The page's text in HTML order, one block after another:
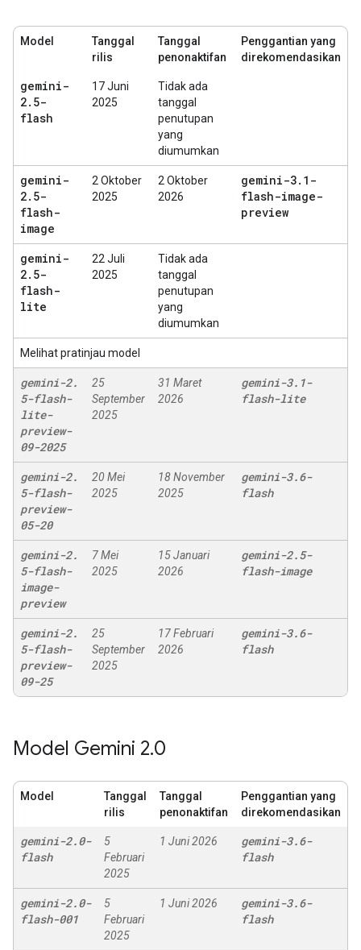
Model
Tanggal
rilis
Tanggal
penonaktifan
Penggantian yang
direkomendasikan
gemini-
2. 5-
flash
17 Juni
2025
Tidak ada
tanggal
penutupan
yang
diumumkan
gemini-
2. 5-
flash-
image
2 Oktober
2025
2 Oktober
2026
gemini-3. 1-
flash-image-
preview
gemini-
2. 5-
flash-
lite
22 Juli
2025
Tidak ada
tanggal
penutupan
yang
diumumkan
Melihat pratinjau model
gemini-2.
5-flash-
lite-
preview-
09-2025
25
September
2025
31 Maret
2026
gemini-3. 1-
flash-lite
gemini-2.
5-flash-
preview-
05-20
20 Mei
2025
18 November
2025
gemini-3.6-
flash
gemini-2.
5-flash-
image-
preview
7 Mei
2025
15 Januari
2026
gemini-2.5-
flash-image
gemini-2.
5-flash-
preview-
09-25
25
September
2025
17 Februari
2026
gemini-3.6-
flash
Model Gemini 2.0
Model
Tanggal
rilis
Tanggal
penonaktifan
Penggantian yang
direkomendasikan
gemini-2.0-
flash
5
Februari
2025
1 Juni 2026 gemini-3.6-
flash
gemini-2.0-
flash-001
5
Februari
2025
1 Juni 2026 gemini-3.6-
flash